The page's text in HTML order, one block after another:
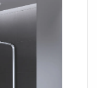
StarLight®
régulation
- adapté au
18 kW/h